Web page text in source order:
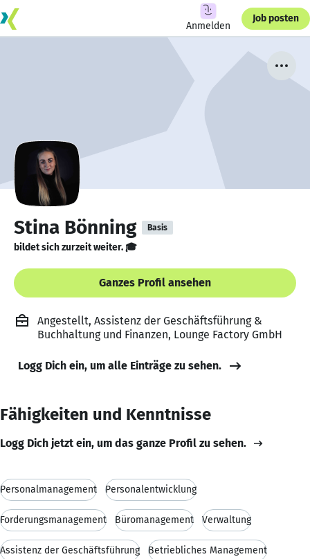
Anmelden
Job posten
Stina Bönning Basis
bildet sich zurzeit weiter. 🎓
Ganzes Profil ansehen
Angestellt, Assistenz der Geschäftsführung &
Buchhaltung und Finanzen, Lounge Factory GmbH
Logg Dich ein, um alle Einträge zu sehen.
Fähigkeiten und Kenntnisse
Logg Dich jetzt ein, um das ganze Profil zu sehen.
Personalmanagement Personalentwicklung
Forderungsmanagement Büromanagement Verwaltung
Assistenz der Geschäftsführung Betriebliches Management